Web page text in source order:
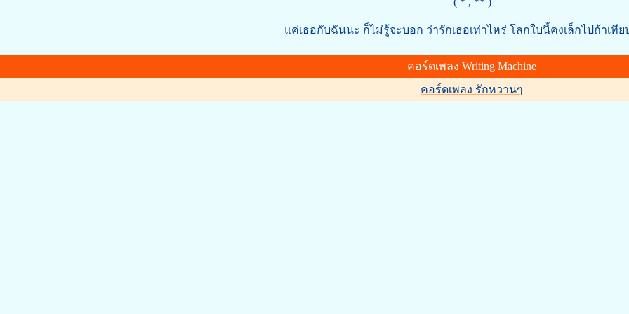
แค่เธอกับฉันนะ ก็ไม่รู้จะบอก ว่ารักเธอเท่าไหร่ โลกใบนี้คงเล็กไปถ้าเทีย
คอร์ดเพลง Writing Machine
คอร์ดเพลง รักหวานๆ